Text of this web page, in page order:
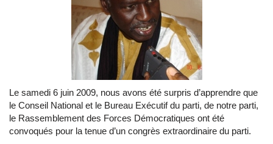
Le samedi 6 juin 2009, nous avons été surpris d’apprendre que
le Conseil National et le Bureau Exécutif du parti, de notre parti,
le Rassemblement des Forces Démocratiques ont été
convoqués pour la tenue d’un congrès extraordinaire du parti.